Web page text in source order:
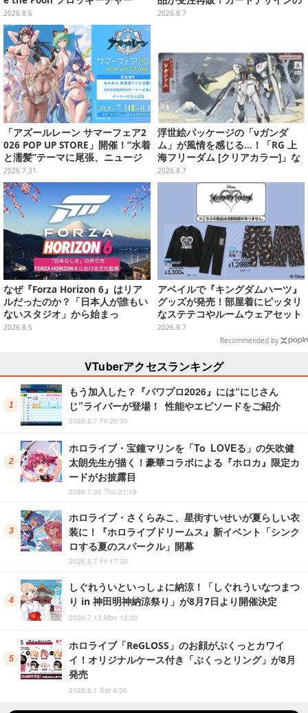
ム」ふわふわでどれも可愛い全4
種
2026.8.6
キーホルダーや、キルアたちのセ
2026.8.7
「アズールレーン サマーフェア2
026 POP UP STORE」開催！“水着
と濡髪”テーマに尾張、ニュージ
ャージーなど新規描き下ろしイラ
ストグッズ販売
2026.7.31
浮世絵パッケージの「νガンダ
ム」が風情を感じる…！「RG 上
海フリーダム [クリアカラー]」な
どガンプラ2商品が8月順次発売
2026.8.7
なぜ『Forza Horizon 6』はリア
ルだったのか？「日本人が誰もい
ないスタジオ」から始まっ
た、“生活感のある日本"の作り方
2026.8.5
アベイルで『キングダムハーツ』
グッズが発売！部屋着にピッタリ
なステテコやルームウェアセット
2026.8.7
Recommended by
VTuberアクセスランキング
もう加入した？『パワプロ2026』には“にじさん
じ”ライバーが登場！ 性能やエピソードをご紹介
2026.8.7 Fri 20:30
ホロライブ・宝鐘マリンを「To LOVEる」の矢吹健
太朗先生が描く！豪華コラボによる『ホロカ』限定カ
ードがお披露目
2026.7.30 Thu 21:19
ホロライブ・さくらみこ、星街すいせいが夏らしい衣
装に！『ホロライブドリームス』新イベント「シンク
ロする夏のスパークル」開幕
2026.8.7 Fri 17:30
しぐれういといっしょに納涼！「しぐれういなつまつ
り in 神田明神納涼祭り」が8月7日より開催決定
2026.7.13 Mon 12:20
ホロライブ「ReGLOSS」のお顔がぷくっとカワイ
イ！オリジナルケース付き「ぷくっとリング」が8月
発売
2026.8.1 Sat 9:30